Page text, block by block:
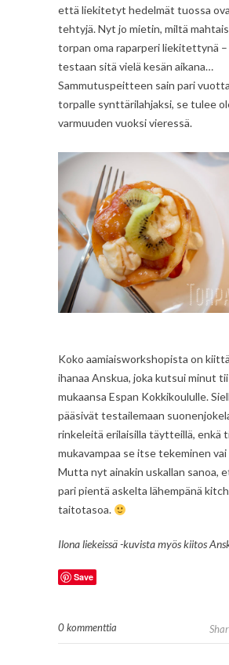
että liekitetyt hedelmät tuossa
tehtyjä. Nyt jo mietin, miltä
torpan oma raparperi liekitettynä
testaan sitä vielä kesän aikana…
Sammutuspeitteen sain pari
torpalle synttärilahjaksi, se tulee
varmuuden vuoksi vieressä.
Koko aamiaisworkshopista on
ihanaa Anskua, joka kutsui minut
mukaansa Espan Kokkikoululle.
pääsivät testailemaan
rinkeleitä erilaisilla täytteillä, enkä
mukavampaa se itse tekeminen
Mutta nyt ainakin uskallan sanoa,
pari pientä askelta lähempänä
taitotasoa.
Ilona liekeissä -kuvista myös kiitos
Save
0 kommenttia